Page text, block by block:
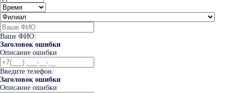
Ваше ФИО:
Заголовок ошибки
Описание ошибки
Введите телефон:
Заголовок ошибки
Описание ошибки